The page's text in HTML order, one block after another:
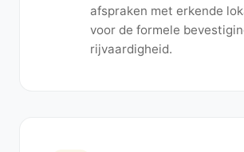
afspraken met erkende
voor de formele
rijvaardigheid.